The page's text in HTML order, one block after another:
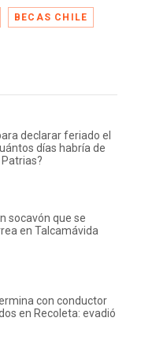
BECAS CHILE
declarar feriado el
días habría de
socavón que se
en Talcamávida
con conductor
en Recoleta: evadió